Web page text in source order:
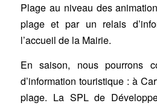
Plage au niveau des
plage et par un relais
l’accueil de la Mairie.
En saison, nous pourrons
d’information touristique : à
plage. La SPL de